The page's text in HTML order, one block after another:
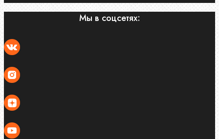
Мы в соцсетях: